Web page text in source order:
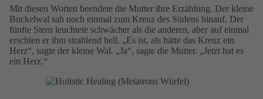
Mit diesen Worten beendete die Mutter ihre Erzählung. Der kleine
Buckelwal sah noch einmal zum Kreuz des Südens hinauf. Der
fünfte Stern leuchtete schwächer als die anderen, aber auf einmal
erschien er ihm strahlend hell. „Es ist, als hätte das Kreuz ein
Herz“, sagte der kleine Wal. „Ja“, sagte die Mutter. „Jetzt hat es
ein Herz.“